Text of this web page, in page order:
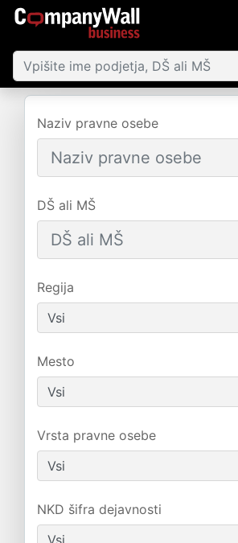
Naziv pravne osebe
DŠ ali MŠ
Regija
Mesto
Vrsta pravne osebe
NKD šifra dejavnosti